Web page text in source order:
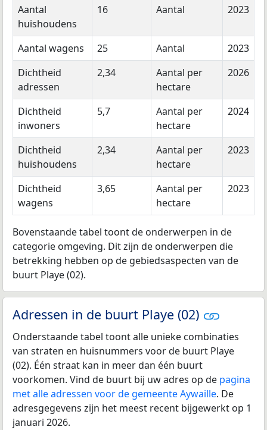
Aantal
huishoudens
16 Aantal 2023
Aantal wagens 25 Aantal
2023
Dichtheid
adressen
2,34
Aantal per
hectare
2026
Dichtheid
inwoners
5,7
Aantal per
hectare
2024
Dichtheid
huishoudens
2,34
Aantal per
hectare
2023
Dichtheid
wagens
3,65
Aantal per
hectare
2023
Bovenstaande tabel toont de onderwerpen in de
categorie omgeving. Dit zijn de onderwerpen die
betrekking hebben op de gebiedsaspecten van de
buurt Playe (02).
Adressen in de buurt Playe (02)
Onderstaande tabel toont alle unieke combinaties
van straten en huisnummers voor de buurt Playe
(02). Één straat kan in meer dan één buurt
voorkomen. Vind de buurt bij uw adres op de pagina
met alle adressen voor de gemeente Aywaille. De
adresgegevens zijn het meest recent bijgewerkt op 1
januari 2026.